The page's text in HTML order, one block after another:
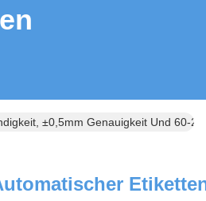
±0,5mm Genauigkeit Und 60-